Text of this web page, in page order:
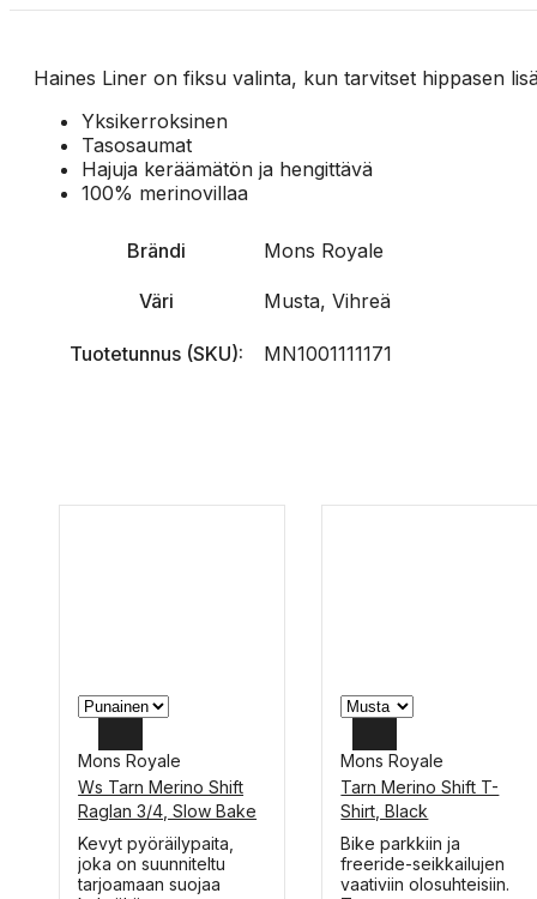
Haines Liner on fiksu valinta, kun tarvitset hippasen
Yksikerroksinen
Tasosaumat
Hajuja keräämätön ja hengittävä
100% merinovillaa
Brändi Mons Royale
Väri Musta, Vihreä
Tuotetunnus (SKU): MN1001111171
S
Mons Royale
Ws Tarn Merino Shift
Raglan 3/4, Slow Bake
Tällä
tuotteella
on
Kevyt pyöräilypaita,
joka on suunniteltu
tarjoamaan suojaa
XL
M
Mons Royale
Tarn Merino Shift T-
Shirt, Black
Tällä
tuotteella
on
Bike parkkiin ja
freeride-seikkailujen
vaativiin olosuhteisiin.